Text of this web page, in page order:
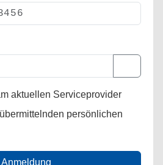
aktuellen Serviceprovider
persönlichen
Anmeldung